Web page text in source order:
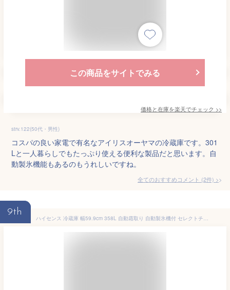
この商品をサイトでみる
価格と在庫を楽天でチェック >>
strv.122(50代・男性)
コスパの良い家電で有名なアイリスオーヤマの冷蔵庫です。301
Lと一人暮らしでもたっぷり使える便利な製品だと思います。自
動製氷機能もあるのもうれしいですね。
全てのおすすめコメント (2件) >
9th
ハイセンス 冷蔵庫 幅59.9cm 358L 自動霜取り 自動製氷機付 セレクトチルド室 うるおい野菜室 HI-NANO抗菌脱臭 静音20dB 右開き 3ドア 大容量 HR-GC360KB ブラック